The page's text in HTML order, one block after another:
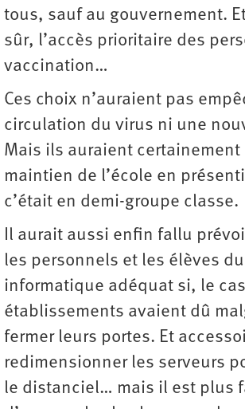
tous, sauf au gouvernement.
sûr, l’accès prioritaire des
vaccination…
Ces choix n’auraient pas
circulation du virus ni une
Mais ils auraient certainement
maintien de l’école en
c’était en demi-groupe classe.
Il aurait aussi enfin fallu
les personnels et les élèves
informatique adéquat si, le
établissements avaient dû
fermer leurs portes. Et
redimensionner les serveurs
le distanciel… mais il est plus